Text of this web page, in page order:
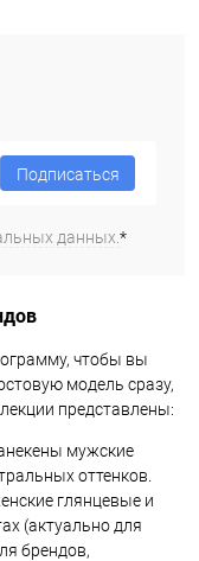
Подписаться
данных.*
чтобы вы
модель сразу,
представлены:
мужские
оттенков.
глянцевые и
(актуально для
брендов,